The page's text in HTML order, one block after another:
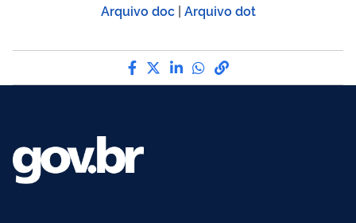
Arquivo doc| Arquivo dot
Compartilhe por Facebook
Compartilhe por Twitter
Compartilhe por
Compartilhe por
link para Copiar